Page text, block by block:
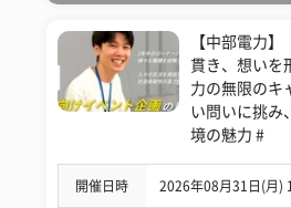
【中部電力】
貫き、想いを
力の無限のキ
い問いに挑み
境の魅力 #
開催日時 2026年08月31日(月)